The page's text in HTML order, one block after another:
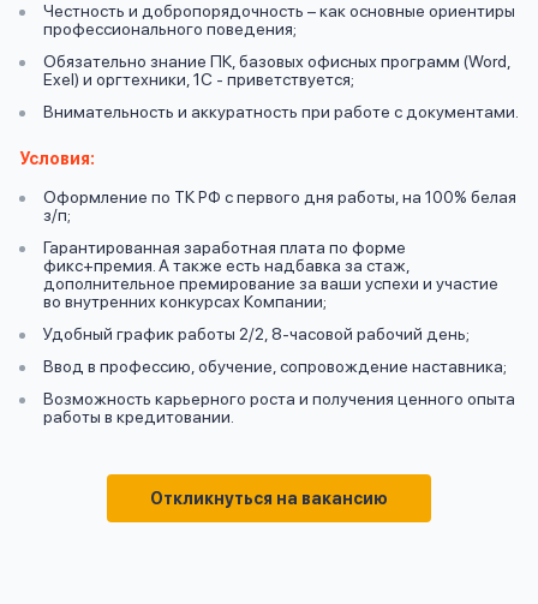
Честность и добропорядочность – как основные ориентиры
профессионального поведения;
Обязательно знание ПК, базовых офисных программ (Word,
Exel) и оргтехники, 1С - приветствуется;
Внимательность и аккуратность при работе с документами.
Условия:
Оформление по ТК РФ с первого дня работы, на 100% белая
з/п;
Гарантированная заработная плата по форме
фикс+премия. А также есть надбавка за стаж,
дополнительное премирование за ваши успехи и участие
во внутренних конкурсах Компании;
Удобный график работы 2/2, 8-часовой рабочий день;
Ввод в профессию, обучение, сопровождение наставника;
Возможность карьерного роста и получения ценного опыта
работы в кредитовании.
Откликнуться на вакансию
Оформить заявку
Войти под другим номером
Ответы
на